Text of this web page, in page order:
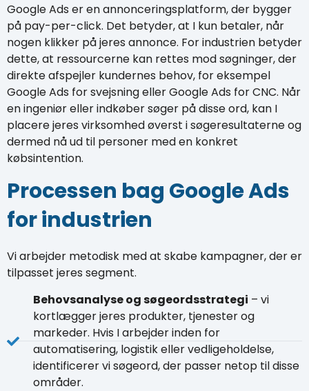
Google Ads er en annonceringsplatform, der bygger
på pay-per-click. Det betyder, at I kun betaler, når
nogen klikker på jeres annonce. For industrien betyder
dette, at ressourcerne kan rettes mod søgninger, der
direkte afspejler kundernes behov, for eksempel
Google Ads for svejsning eller Google Ads for CNC. Når
en ingeniør eller indkøber søger på disse ord, kan I
placere jeres virksomhed øverst i søgeresultaterne og
dermed nå ud til personer med en konkret
købsintention.
Processen bag Google Ads
for industrien
Vi arbejder metodisk med at skabe kampagner, der er
tilpasset jeres segment.
Behovsanalyse og søgeordsstrategi – vi
kortlægger jeres produkter, tjenester og
markeder. Hvis I arbejder inden for
automatisering, logistik eller vedligeholdelse,
identificerer vi søgeord, der passer netop til disse
områder.